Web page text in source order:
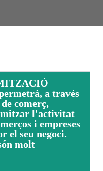
a través
comerç,
l'activitat
i empreses
el seu negoci.
molt